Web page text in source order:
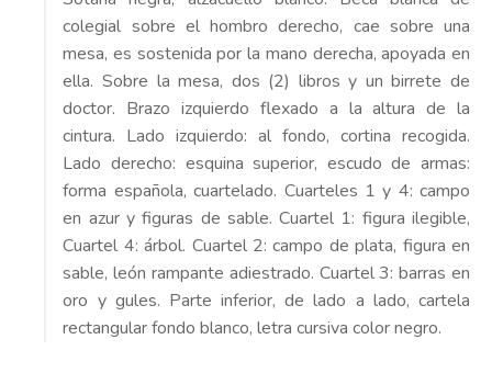
colegial sobre el hombro derecho, cae sobre una
mesa, es sostenida por la mano derecha, apoyada en
ella. Sobre la mesa, dos (2) libros y un birrete de
doctor. Brazo izquierdo flexado a la altura de la
cintura. Lado izquierdo: al fondo, cortina recogida.
Lado derecho: esquina superior, escudo de armas:
forma española, cuartelado. Cuarteles 1 y 4: campo
en azur y figuras de sable. Cuartel 1: figura ilegible,
Cuartel 4: árbol. Cuartel 2: campo de plata, figura en
sable, león rampante adiestrado. Cuartel 3: barras en
oro y gules. Parte inferior, de lado a lado, cartela
rectangular fondo blanco, letra cursiva color negro.